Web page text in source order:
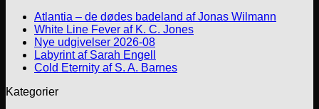
Atlantia – de dødes badeland af Jonas Wilmann
White Line Fever af K. C. Jones
Nye udgivelser 2026-08
Labyrint af Sarah Engell
Cold Eternity af S. A. Barnes
Kategorier